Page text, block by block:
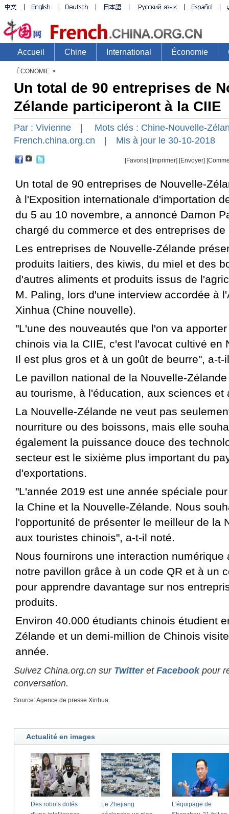
ÉCONOMIE >
Un total de 90 entreprises de
Zélande participeront à la CIIE
Par : Vivienne | Mots clés : Chine-Nouvelle-
French.china.org.cn | Mis à jour le 30-10-2018
[Favoris] [Imprimer] [Envoyer]
Un total de 90 entreprises de Nouvelle-
à l'Exposition internationale d'importation
du 5 au 10 novembre, a annoncé Damon
chargé du commerce et des entreprises
Les entreprises de Nouvelle-Zélande
produits laitiers, des kiwis, du miel et des
d'autres aliments et produits issus de
M. Paling, lors d'une interview accordée à
Xinhua (Chine nouvelle).
"L'une des nouveautés que l'on va
chinois via la CIIE, c'est l'avocat cultivé en
Il est plus gros et à un goût de beurre", a-t-
Le pavillon national de la Nouvelle-
au tourisme, à l'éducation, aux sciences et
La Nouvelle-Zélande ne veut pas
nourriture ou des boissons, mais elle
également la puissance douce des
secteur est le sixième plus important du
d'exportations.
"L'année 2019 est une année spéciale
la Chine et la Nouvelle-Zélande. Nous
l'opportunité de présenter le meilleur de la
aux touristes chinois", a-t-il noté.
Nous fournirons une interaction numérique
notre pavillon grâce à un code QR et à un
pour apprendre davantage sur nos
produits.
Environ 40.000 étudiants chinois étudient
Zélande et un demi-million de Chinois
année.
Suivez China.org.cn sur Twitteret Facebookpour
conversation.
Source: Agence de presse Xinhua